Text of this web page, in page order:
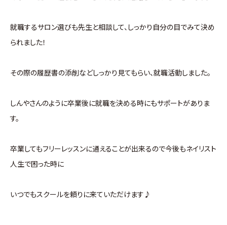
就職するサロン選びも先生と相談して、しっかり自分の目でみて決め
られました！
その際の履歴書の添削などしっかり見てもらい、就職活動しました。
しんやさんのように卒業後に就職を決める時にもサポートがありま
す。
卒業してもフリーレッスンに通えることが出来るので今後もネイリスト
人生で困った時に
いつでもスクールを頼りに来ていただけます♪